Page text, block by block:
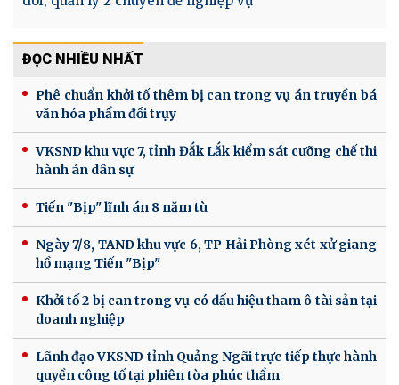
ĐỌC NHIỀU NHẤT
Phê chuẩn khởi tố thêm bị can trong vụ án truyền bá
văn hóa phẩm đồi trụy
VKSND khu vực 7, tỉnh Đắk Lắk kiểm sát cưỡng chế thi
hành án dân sự
Tiến "Bịp" lĩnh án 8 năm tù
Ngày 7/8, TAND khu vực 6, TP Hải Phòng xét xử giang
hồ mạng Tiến "Bịp"
Khởi tố 2 bị can trong vụ có dấu hiệu tham ô tài sản tại
doanh nghiệp
Lãnh đạo VKSND tỉnh Quảng Ngãi trực tiếp thực hành
quyền công tố tại phiên tòa phúc thẩm